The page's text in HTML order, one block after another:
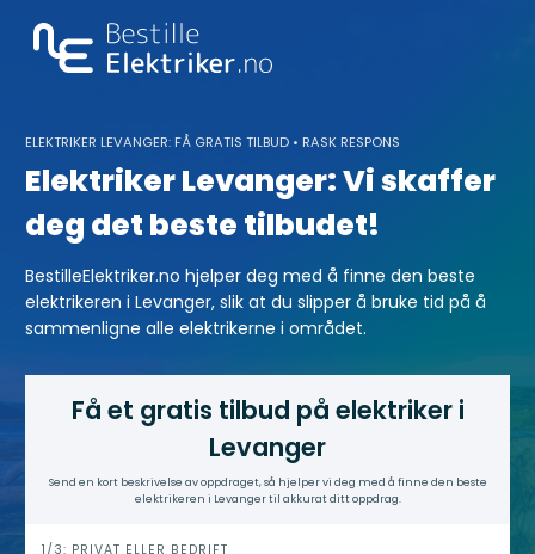
content
ELEKTRIKER LEVANGER: FÅ GRATIS TILBUD • RASK RESPONS
Elektriker Levanger: Vi skaffer
deg det beste tilbudet!
BestilleElektriker.no hjelper deg med å finne den beste
elektrikeren i Levanger, slik at du slipper å bruke tid på å
sammenligne alle elektrikerne i området.
Få et gratis tilbud på elektriker i
Levanger
Send en kort beskrivelse av oppdraget, så hjelper vi deg med å finne den beste
elektrikeren i Levanger til akkurat ditt oppdrag.
1/3: PRIVAT ELLER BEDRIFT